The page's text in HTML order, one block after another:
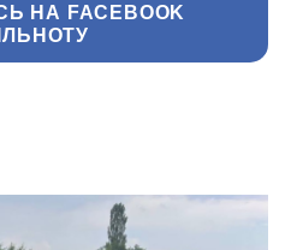
НА FACEBOOK